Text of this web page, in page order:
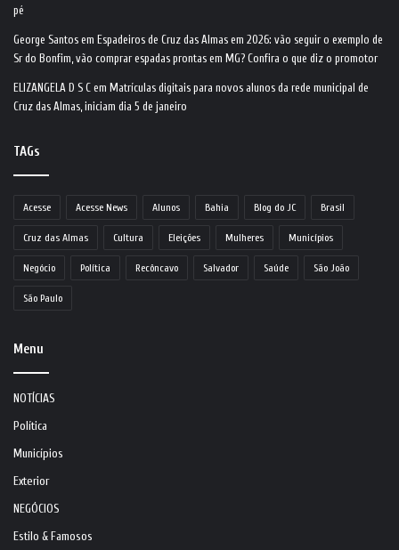
pé
George Santos em Espadeiros de Cruz das Almas em 2026: vão seguir o exemplo de
Sr do Bonfim, vão comprar espadas prontas em MG? Confira o que diz o promotor
ELIZANGELA D S C em Matrículas digitais para novos alunos da rede municipal de
Cruz das Almas, iniciam dia 5 de janeiro
TAGs
Acesse Acesse News Alunos Bahia Blog do JC Brasil
Cruz das Almas Cultura Eleições Mulheres Municípios
Negócio Política Recôncavo Salvador Saúde São João
São Paulo
Menu
NOTÍCIAS
Política
Municípios
Exterior
NEGÓCIOS
Estilo & Famosos